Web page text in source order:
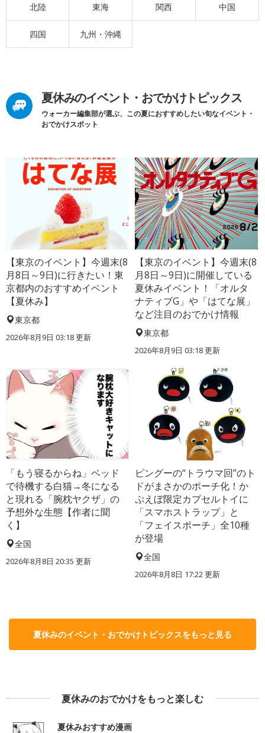
北陸 東海 関西 中国
四国 九州・沖縄
夏休みのイベント・おでかけトピックス
ウォーカー編集部が選ぶ、この夏におすすめしたい旬なイベント・
おでかけスポット
【東京のイベント】今週末(8
月8日～9日)に行きたい！東
京都内のおすすめイベント
【夏休み】
東京都
2026年8月9日 03:18更新
【東京のイベント】今週末(8
月8日～9日)に開催している
夏休みイベント！「オルタ
ナティブG」や「はてな展」
など注目のおでかけ情報
東京都
2026年8月9日 03:18更新
「もう寝るからね」ベッド
で待機する白猫→冬になる
と現れる「腕枕ヤクザ」の
予想外な生態【作者に聞
く】
全国
2026年8月8日 20:35 更新
ピングーの“トラウマ回”のト
ドがまさかのポーチ化！か
ぷえぼ限定カプセルトイに
「スマホストラップ」と
「フェイスポーチ」全10種
が登場
全国
2026年8月8日 17:22更新
夏休みのイベント・おでかけトピックスをもっと見る
夏休みのおでかけをもっと楽しむ
夏休みおすすめ漫画